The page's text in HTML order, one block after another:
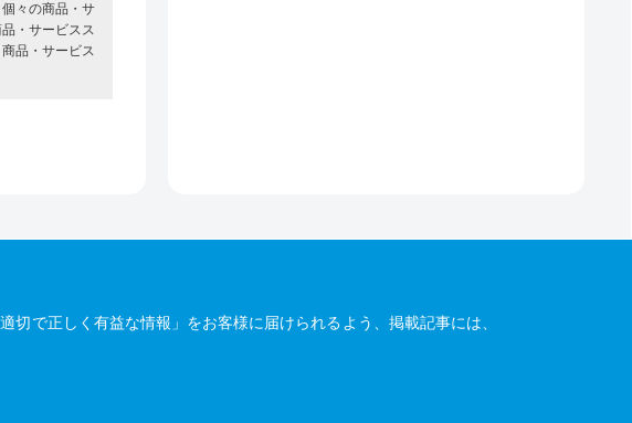
々の商品・サ
・サービスス
品・サービス
で正しく有益な情報」をお客様に届けられるよう、掲載記事には、